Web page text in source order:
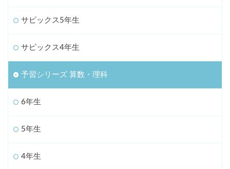
サピックス5年生
サピックス4年生
予習シリーズ 算数・理科
6年生
5年生
4年生